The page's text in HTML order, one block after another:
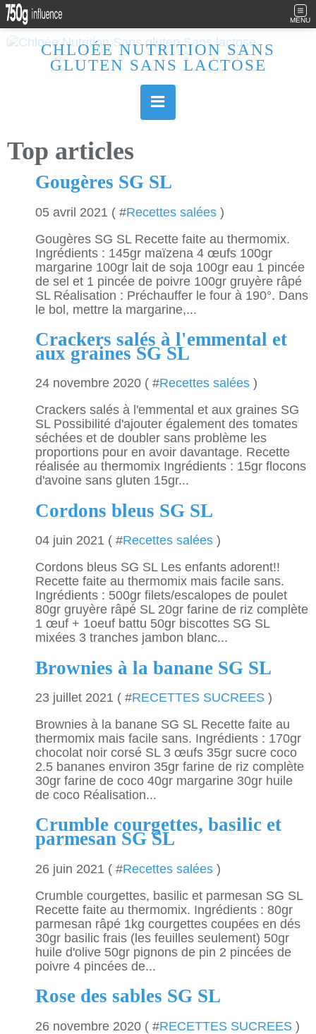
MENU
CHLOÉE NUTRITION SANS
GLUTEN SANS LACTOSE
Top articles
Gougères SG SL
05 avril 2021 ( #Recettes salées )
Gougères SG SL Recette faite au thermomix.
Ingrédients : 145gr maïzena 4 œufs 100gr
margarine 100gr lait de soja 100gr eau 1 pincée
de sel et 1 pincée de poivre 100gr gruyère râpé
SL Réalisation : Préchauffer le four à 190°. Dans
le bol, mettre la margarine,...
Crackers salés à l'emmental et
aux graines SG SL
24 novembre 2020 ( #Recettes salées )
Crackers salés à l'emmental et aux graines SG
SL Possibilité d'ajouter également des tomates
séchées et de doubler sans problème les
proportions pour en avoir davantage. Recette
réalisée au thermomix Ingrédients : 15gr flocons
d'avoine sans gluten 15gr...
Cordons bleus SG SL
04 juin 2021 ( #Recettes salées )
Cordons bleus SG SL Les enfants adorent!!
Recette faite au thermomix mais facile sans.
Ingrédients : 500gr filets/escalopes de poulet
80gr gruyère râpé SL 20gr farine de riz complète
1 œuf + 1oeuf battu 50gr biscottes SG SL
mixées 3 tranches jambon blanc...
Brownies à la banane SG SL
23 juillet 2021 ( #RECETTES SUCREES )
Brownies à la banane SG SL Recette faite au
thermomix mais facile sans. Ingrédients : 170gr
chocolat noir corsé SL 3 œufs 35gr sucre coco
2.5 bananes environ 35gr farine de riz complète
30gr farine de coco 40gr margarine 30gr huile
de coco Réalisation...
Crumble courgettes, basilic et
parmesan SG SL
26 juin 2021 ( #Recettes salées )
Crumble courgettes, basilic et parmesan SG SL
Recette faite au thermomix. Ingrédients : 80gr
parmesan râpé 1kg courgettes coupées en dés
30gr basilic frais (les feuilles seulement) 50gr
huile d'olive 50gr pignons de pin 2 pincées de
poivre 4 pincées de...
Rose des sables SG SL
26 novembre 2020 ( #RECETTES SUCREES )